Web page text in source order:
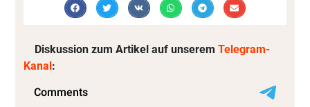
Diskussion zum Artikel auf unserem Telegram-
Kanal: